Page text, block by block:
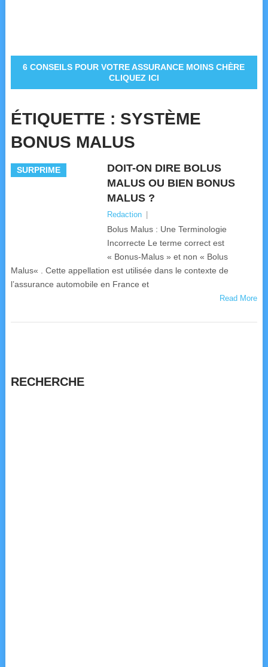
6 CONSEILS POUR VOTRE ASSURANCE MOINS CHÈRE
CLIQUEZ ICI
ÉTIQUETTE : SYSTÈME
BONUS MALUS
SURPRIME
DOIT-ON DIRE BOLUS
MALUS OU BIEN BONUS
MALUS ?
Redaction
Bolus Malus : Une Terminologie
Incorrecte Le terme correct est
« Bonus-Malus » et non « Bolus
Malus« . Cette appellation est utilisée dans le contexte de
l’assurance automobile en France et
Read More
RECHERCHE